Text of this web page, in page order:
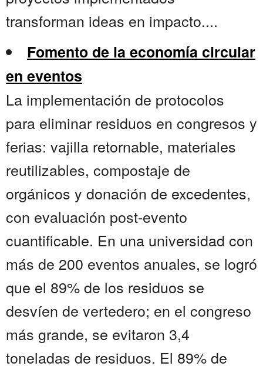
transforman ideas en impacto....
Fomento de la economía circular
en eventos
La implementación de protocolos
para eliminar residuos en congresos y
ferias: vajilla retornable, materiales
reutilizables, compostaje de
orgánicos y donación de excedentes,
con evaluación post-evento
cuantificable. En una universidad con
más de 200 eventos anuales, se logró
que el 89% de los residuos se
desvíen de vertedero; en el congreso
más grande, se evitaron 3,4
toneladas de residuos. El 89% de